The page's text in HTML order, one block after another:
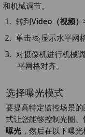
和机械调节。
转到Video（视频
单击
显示水平网格
对摄像机进行机械
平网格对齐。
选择曝光模式
要提高特定监控场景
式让您能够控制光圈
曝光 ，然后在以下曝